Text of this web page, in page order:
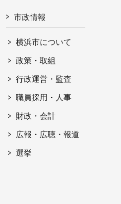
市政情報
横浜市について
政策・取組
行政運営・監査
職員採用・人事
財政・会計
広報・広聴・報道
選挙